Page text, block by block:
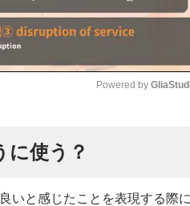
e
Powered by
に使う？
いと感じたことを表現する際